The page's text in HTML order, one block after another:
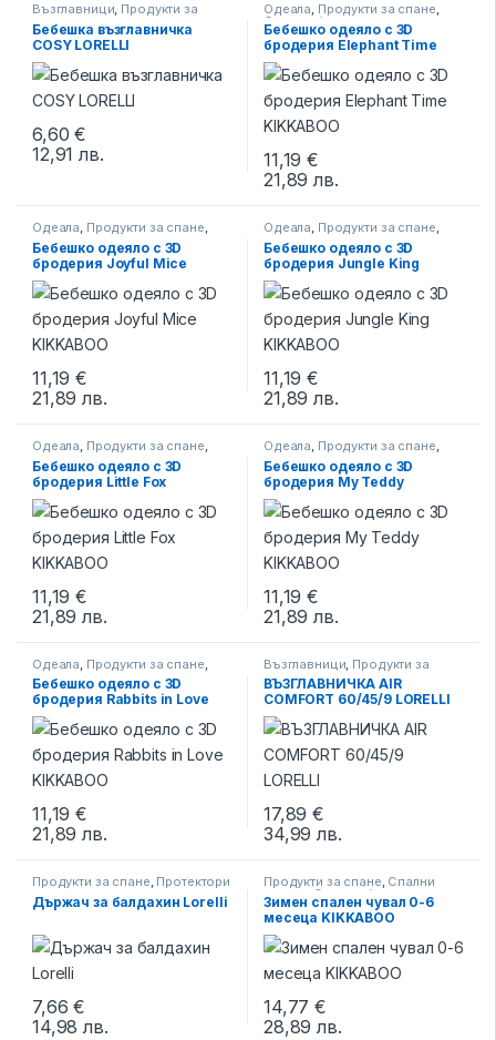
Възглавници, Продукти за
спане
Бебешка възглавничка
COSY LORELLI
6,60€
12,91лв.
This product has multiple variants. The options may be chosen
Одеала, Продукти за спане,
Спално бельо
Бебешко одеяло с 3D
бродерия Elephant Time
KIKKABOO
11,19€
21,89лв.
Одеала, Продукти за спане,
Спално бельо
Бебешко одеяло с 3D
бродерия Joyful Mice
KIKKABOO
11,19€
21,89лв.
Одеала, Продукти за спане,
Спално бельо
Бебешко одеяло с 3D
бродерия Jungle King
KIKKABOO
11,19€
21,89лв.
Одеала, Продукти за спане,
Спално бельо
Бебешко одеяло с 3D
бродерия Little Fox
KIKKABOO
11,19€
21,89лв.
Одеала, Продукти за спане,
Спално бельо
Бебешко одеяло с 3D
бродерия My Teddy
KIKKABOO
11,19€
21,89лв.
Одеала Продукти за спане
Спално бельо
Бебешко одеяло с 3D
бродерия Rabbits in Love
KIKKABOO
11,19€
21,89лв.
Възглавници Продукти за
спане, Спално бельо
ВЪЗГЛАВНИЧКА AIR
COMFORT 60/45/9 LORELLI
17,89€
34,99лв.
Продукти за спане, Протектори
за матрак
Държач за балдахин Lorelli
7,66€
14,98лв.
Продукти за спане, Спални
чували Спално бельо
Зимен спален чувал 0-6
месеца KIKKABOO
14,77€
28,89лв.
This product has multiple